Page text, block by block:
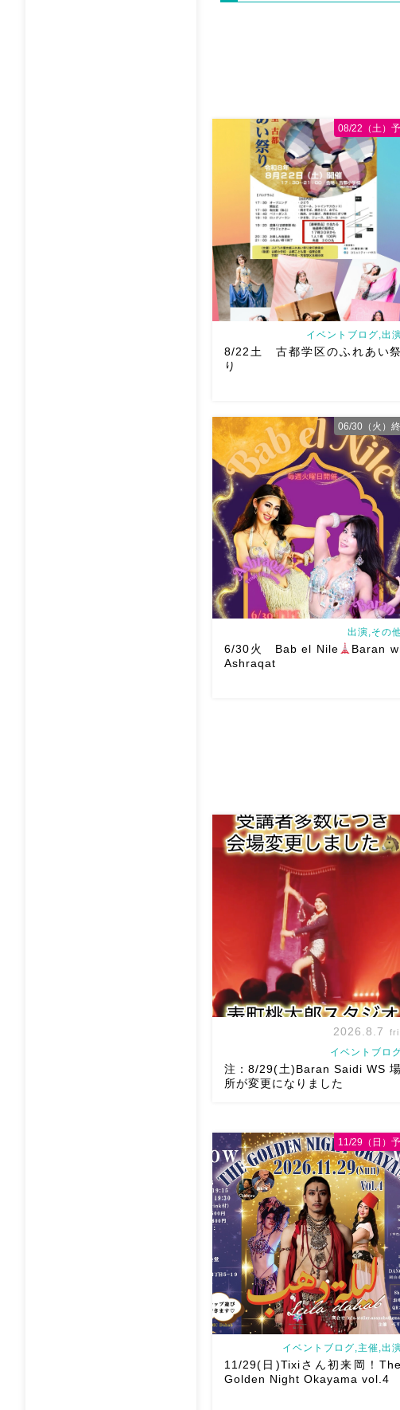
8/22土 古都学区のふれあい祭りにて
踊らせていただきます♡太鼓も叩く
ー！私たちは18:40頃から出演です屋台
も出てとても楽しいお祭りになりそ
私たちも踊った後は祭りを楽しみ
す
遊びにいら […]
イベントブログ,出
8/22土 古都学区のふれあい祭
り
08/22（土）
Baranさんと踊るの、めっちゃ楽しい、
幸せ
がっつりデュオとそれ […]
出演,その
6/30火 Bab el Nile
Baran
Ashraqat
06/30（火）
8/29（土）Baran Saidi WSお申し込
多数につき会場変更しました♡ 表町
太郎スタジオ岡山県岡山市 北区表町2
目6-64 4階 ショー会場から近いの
で、安心♡駅からもバスで天満屋バ
ス […]
2026.8.7 fri.
イベントブロ
注：8/29(土)Baran Saidi WS 場
所が変更になりました
イベントブログ,主催,出
11/29(日)Tixiさん初来岡！The
Golden Night Okayama vol.4
11/29（日）